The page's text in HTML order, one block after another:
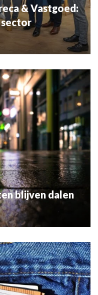
& Vastgoed:
sector
blijven dalen